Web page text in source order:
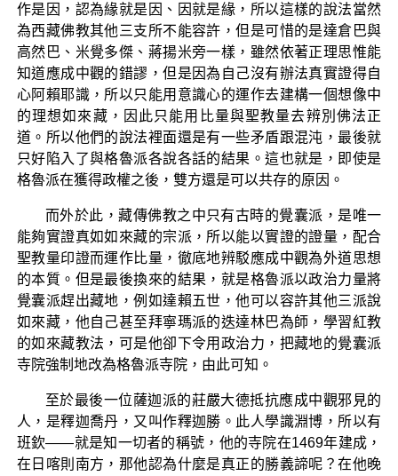
作是因，認為緣就是因、因就是緣，所以這樣的說法當然
為西藏佛教其他三支所不能容許，但是可惜的是達倉巴與
高然巴、米覺多傑、蔣揚米旁一樣，雖然依著正理思惟能
知道應成中觀的錯謬，但是因為自己沒有辦法真實證得自
心阿賴耶識，所以只能用意識心的運作去建構一個想像中
的理想如來藏，因此只能用比量與聖教量去辨別佛法正
道。所以他們的說法裡面還是有一些矛盾跟混沌，最後就
只好陷入了與格魯派各說各話的結果。這也就是，即使是
格魯派在獲得政權之後，雙方還是可以共存的原因。
而外於此，藏傳佛教之中只有古時的覺囊派，是唯一
能夠實證真如如來藏的宗派，所以能以實證的證量，配合
聖教量印證而運作比量，徹底地辨駁應成中觀為外道思想
的本質。但是最後換來的結果，就是格魯派以政治力量將
覺囊派趕出藏地，例如達賴五世，他可以容許其他三派說
如來藏，他自己甚至拜寧瑪派的迭達林巴為師，學習紅教
的如來藏教法，可是他卻下令用政治力，把藏地的覺囊派
寺院強制地改為格魯派寺院，由此可知。
至於最後一位薩迦派的莊嚴大德抵抗應成中觀邪見的
人，是釋迦喬丹，又叫作釋迦勝。此人學識淵博，所以有
班欽——就是知一切者的稱號，他的寺院在1469年建成，
在日喀則南方，那他認為什麼是真正的勝義諦呢？在他晚